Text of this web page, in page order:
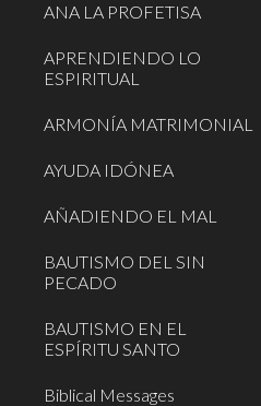
ANA LA PROFETISA
APRENDIENDO LO
ESPIRITUAL
ARMONÍA MATRIMONIAL
AYUDA IDÓNEA
AÑADIENDO EL MAL
BAUTISMO DEL SIN
PECADO
BAUTISMO EN EL
ESPÍRITU SANTO
Biblical Messages